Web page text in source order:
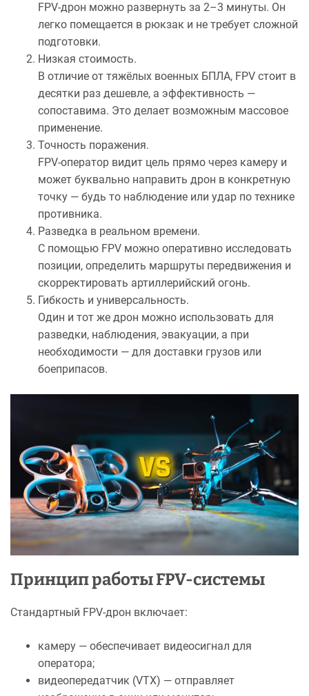
FPV-дрон можно развернуть за 2–3 минуты. Он
легко помещается в рюкзак и не требует сложной
подготовки.
Низкая стоимость.
В отличие от тяжёлых военных БПЛА, FPV стоит в
десятки раз дешевле, а эффективность —
сопоставима. Это делает возможным массовое
применение.
Точность поражения.
FPV-оператор видит цель прямо через камеру и
может буквально направить дрон в конкретную
точку — будь то наблюдение или удар по технике
противника.
Разведка в реальном времени.
С помощью FPV можно оперативно исследовать
позиции, определить маршруты передвижения и
скорректировать артиллерийский огонь.
Гибкость и универсальность.
Один и тот же дрон можно использовать для
разведки, наблюдения, эвакуации, а при
необходимости — для доставки грузов или
боеприпасов.
Принцип работы FPV-системы
Стандартный FPV-дрон включает:
камеру — обеспечивает видеосигнал для
оператора;
видеопередатчик (VTX) — отправляет